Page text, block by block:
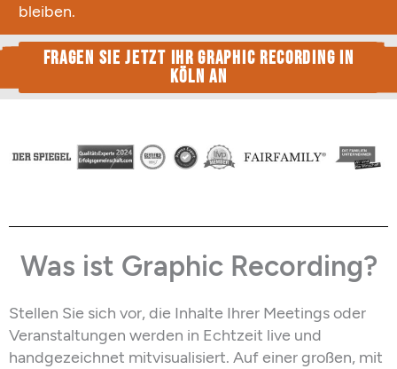
bleiben.
FRAGEN SIE JETZT IHR GRAPHIC RECORDING IN
KÖLN AN
Was ist Graphic Recording?
Stellen Sie sich vor, die Inhalte Ihrer Meetings oder
Veranstaltungen werden in Echtzeit live und
handgezeichnet mitvisualisiert. Auf einer großen, mit